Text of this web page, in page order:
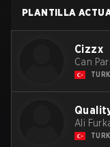
PLANTILLA
Cizzx
Can
Ali